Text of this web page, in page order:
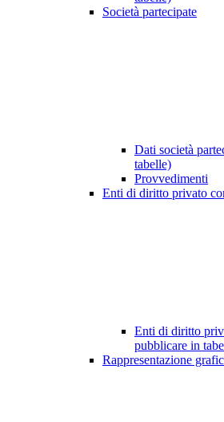
Società partecipate
Dati società
tabelle)
Provvedimenti
Enti di diritto privato
Enti di diritto
pubblicare in
Rappresentazione